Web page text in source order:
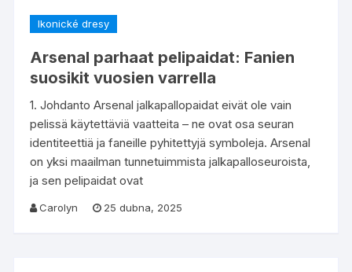
Ikonické dresy
Arsenal parhaat pelipaidat: Fanien
suosikit vuosien varrella
1. Johdanto Arsenal jalkapallopaidat eivät ole vain
pelissä käytettäviä vaatteita – ne ovat osa seuran
identiteettiä ja faneille pyhitettyjä symboleja. Arsenal
on yksi maailman tunnetuimmista jalkapalloseuroista,
ja sen pelipaidat ovat
Carolyn 25 dubna, 2025